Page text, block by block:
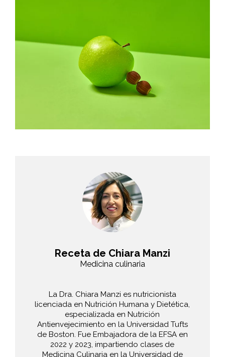
Receta de Chiara Manzi
Medicina culinaria
La Dra. Chiara Manzi es nutricionista
licenciada en Nutrición Humana y Dietética,
especializada en Nutrición
Antienvejecimiento en la Universidad Tufts
de Boston. Fue Embajadora de la EFSA en
2022 y 2023, impartiendo clases de
Medicina Culinaria en la Universidad de